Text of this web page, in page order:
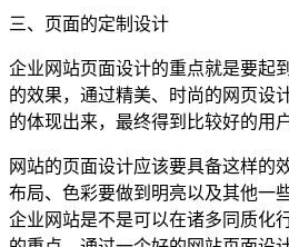
三、页面的定制设计
企业网站页面设计的重点就是要起
的效果，通过精美、时尚的网页设
的体现出来，最终得到比较好的用
网站的页面设计应该要具备这样的
布局、色彩要做到明亮以及其他一
企业网站是不是可以在诸多同质化